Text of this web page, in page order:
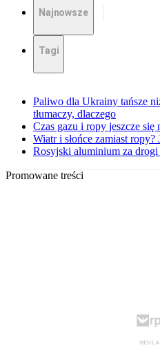
Najnowsze
Tagi
Paliwo dla Ukrainy tańsze
tłumaczy, dlaczego
Czas gazu i ropy jeszcze się
Wiatr i słońce zamiast
Rosyjski aluminium za
Promowane treści